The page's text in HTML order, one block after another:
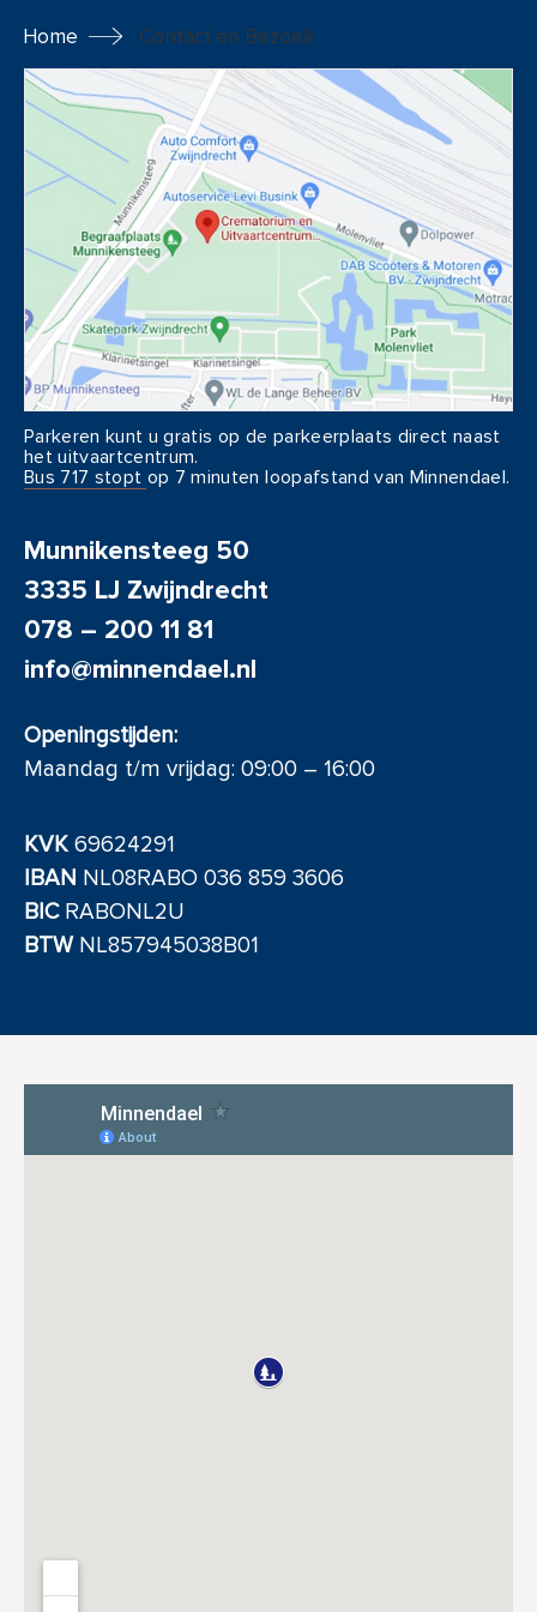
Contact en Bezoek
Ik ben uitvaartondernemer
Home Contact en Bezoek
Parkeren kunt u gratis op de parkeerplaats direct naast
het uitvaartcentrum.
Bus 717 stopt op 7 minuten loopafstand van Minnendael.
Munnikensteeg 50
3335 LJ Zwijndrecht
078 – 200 11 81
info@minnendael.nl
Openingstijden:
Maandag t/m vrijdag: 09:00 – 16:00
KVK69624291
IBAN NL08RABO 036 859 3606
BICRABONL2U
BTWNL857945038B01